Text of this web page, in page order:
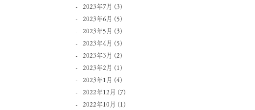
2023年7月 (3)
2023年6月 (5)
2023年5月 (3)
2023年4月 (5)
2023年3月 (2)
2023年2月 (1)
2023年1月 (4)
2022年12月 (7)
2022年10月 (1)